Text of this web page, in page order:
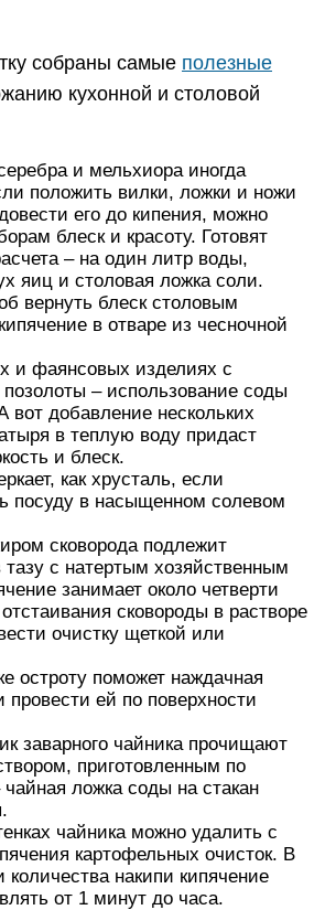
собраны самые полезные
кухонной и столовой
и мельхиора иногда
положить вилки, ложки и ножи
его до кипения, можно
блеск и красоту. Готовят
– на один литр воды,
яиц и столовая ложка соли.
вернуть блеск столовым
в отваре из чесночной
и фаянсовых изделиях с
– использование соды
вот добавление нескольких
в теплую воду придаст
и блеск.
как хрусталь, если
посуду в насыщенном солевом
сковорода подлежит
с натертым хозяйственным
занимает около четверти
сковороды в растворе
очистку щеткой или
остроту поможет наждачная
провести ей по поверхности
заварного чайника прочищают
приготовленным по
ложка соды на стакан
чайника можно удалить с
картофельных очисток. В
количества накипи кипячение
от 1 минут до часа.